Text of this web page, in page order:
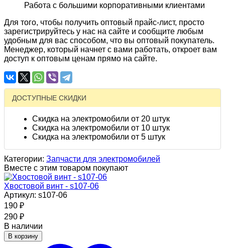
Работа с большими корпоративными клиентами
Для того, чтобы получить оптовый прайс-лист, просто
зарегистрируйтесь у нас на сайте и сообщите любым
удобным для вас способом, что вы оптовый покупатель.
Менеджер, который начнет с вами работать, откроет вам
доступ к оптовым ценам прямо на сайте.
ДОСТУПНЫЕ СКИДКИ
Скидка на электромобили от 20 штук
Скидка на электромобили от 10 штук
Скидка на электромобили от 5 штук
Категории: Запчасти для электромобилей
Вместе с этим товаром покупают
Хвостовой винт - s107-06
Артикул: s107-06
190 ₽
290 ₽
В наличии
В корзину